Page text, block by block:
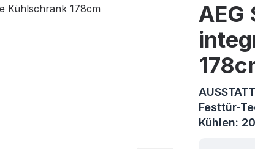
AEG
Festtür-
Kühlen: